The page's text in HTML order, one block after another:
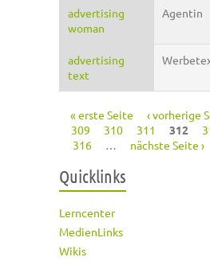
advertising
woman
Agentin
advertising
text
Seiten
« erste Seite ‹ vorherige
309
310 311 312
316
… nächste Seite ›
Quicklinks
Lerncenter
MedienLinks
Wikis